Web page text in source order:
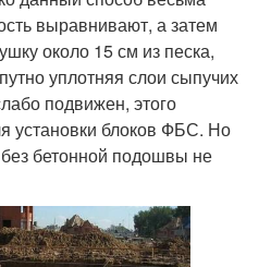
выравнивают, а затем
около 15 см из песка,
уплотняя слои сыпучих
подвижен, этого
установки блоков ФБС. Но
бетонной подошвы не